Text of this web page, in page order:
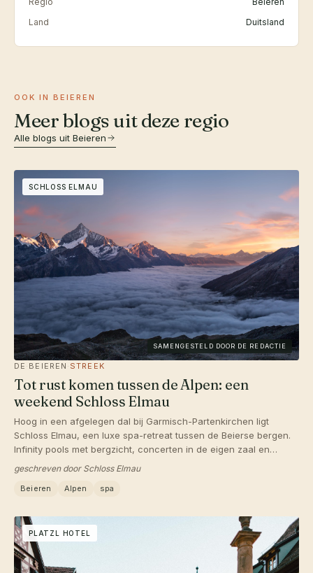
Land
Duitsland
OOK IN BEIEREN
Meer blogs uit deze regio
Alle blogs uit Beieren
SCHLOSS ELMAU
SAMENGESTELD DOOR DE REDACTIE
DE · BEIEREN · STREEK
Tot rust komen tussen de Alpen: een
weekend Schloss Elmau
Hoog in een afgelegen dal bij Garmisch-Partenkirchen ligt
Schloss Elmau, een luxe spa-retreat tussen de Beierse bergen.
Infinity pools met bergzicht, concerten in de eigen zaal en
wandelpaden voor de deur. Een weekend van pure ontspanning.
geschreven door Schloss Elmau
Beieren Alpen spa
PLATZL HOTEL